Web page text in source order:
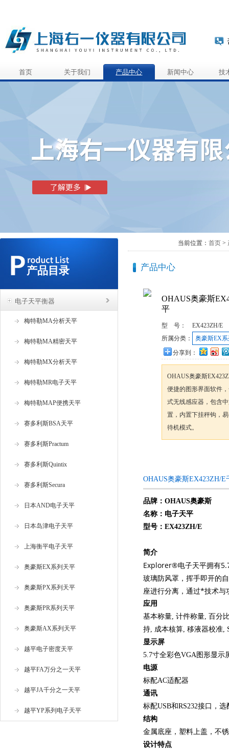
首页 关于我们 产品中心 新闻中心 技
产品目录
电子天平衡器
梅特勒MA分析天平
梅特勒MA精密天平
梅特勒MX分析天平
梅特勒MR电子天平
梅特勒MAP便携天平
赛多利斯BSA天平
赛多利斯Practum
赛多利斯Quintix
赛多利斯Secura
日本AND电子天平
日本岛津电子天平
上海衡平电子天平
奥豪斯EX系列天平
奥豪斯PX系列天平
奥豪斯PR系列天平
奥豪斯AX系列天平
越平电子密度天平
越平FA万分之一天平
越平JA千分之一天平
越平YP系列电子天平
当前位置： 首页 >
产品中心
OHAUS奥豪斯
平
型 号：
EX423ZH/E
所属分类：
奥豪斯EX
分享到：
OHAUS奥豪斯
便捷的图形界面软件
式无线感应器，包含
置，内置下挂秤钩，
待机模式。
OHAUS奥豪斯EX423ZH/
品牌： OHAUS奥豪斯
名称： 电子天平
型号： EX423ZH/E
简介
Explorer®电子天平拥有
玻璃防风罩，挥手即开的
座进行分离，通过*技术
应用
基本称量, 计件称量, 百分
持, 成本核算, 移液器校准,
显示屏
5.7寸全彩色VGA图形显示
电源
标配AC适配器
通讯
标配USB和RS232接口，
结构
金属底座，塑料上盖，不
设计特点